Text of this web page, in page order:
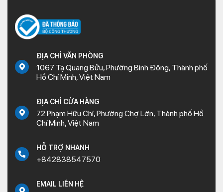
ĐỊA CHỈ VĂN PHÒNG
1067 Tạ Quang Bửu, Phường Bình Đông, Thành phố
Hồ Chí Minh, Việt Nam
ĐỊA CHỈ CỬA HÀNG
72 Phạm Hữu Chí, Phường Chợ Lớn, Thành phố Hồ
Chí Minh, Việt Nam
HỖ TRỢ NHANH
+842838547570
EMAIL LIÊN HỆ